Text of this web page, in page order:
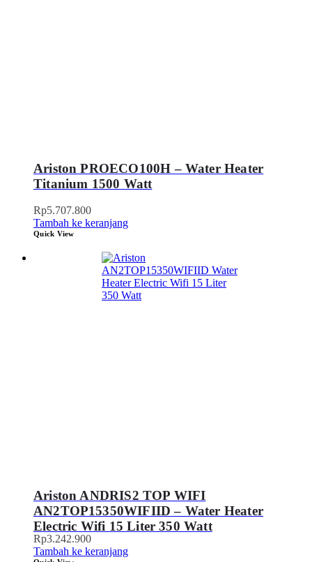
Ariston PROECO100H – Water Heater
Titanium 1500 Watt
Rp5.707.800
Tambah ke keranjang
Quick View
Ariston ANDRIS2 TOP WIFI
AN2TOP15350WIFIID – Water Heater
Electric Wifi 15 Liter 350 Watt
Rp3.242.900
Tambah ke keranjang